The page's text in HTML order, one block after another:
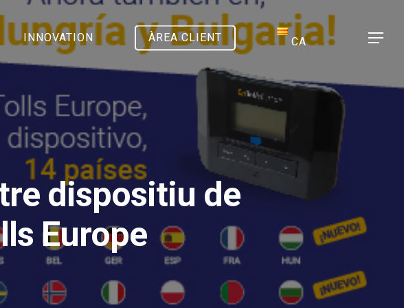
INNOVATION ÀREA CLIENT CA Menu
dispositiu de
Europe